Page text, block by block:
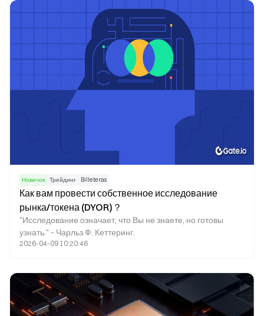
финансовой экосистемы Telcoin. Он необходим для
функционирования сети и обеспечивает экономические
стимулы в рамках фреймворка Telcoin.
Новичок Трейдинг Billeteras
Как вам провести собственное исследование
рынка/токена (DYOR)？
"Исследование означает, что Вы не знаете, но готовы
узнать." - Чарльз Ф. Кеттеринг.
2026-04-09 10:20:46